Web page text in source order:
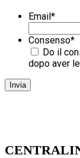
Email*
Consenso*
Do il
dopo aver